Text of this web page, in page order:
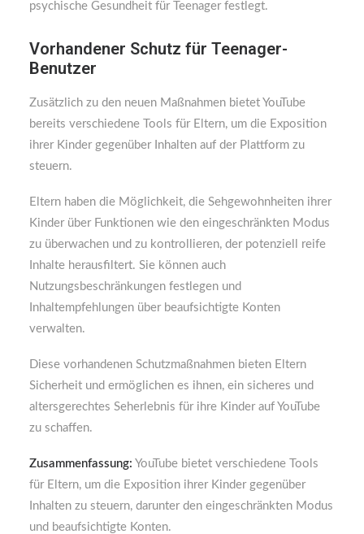
psychische Gesundheit für Teenager festlegt.
Vorhandener Schutz für Teenager-
Benutzer
Zusätzlich zu den neuen Maßnahmen bietet YouTube
bereits verschiedene Tools für Eltern, um die Exposition
ihrer Kinder gegenüber Inhalten auf der Plattform zu
steuern.
Eltern haben die Möglichkeit, die Sehgewohnheiten ihrer
Kinder über Funktionen wie den eingeschränkten Modus
zu überwachen und zu kontrollieren, der potenziell reife
Inhalte herausfiltert. Sie können auch
Nutzungsbeschränkungen festlegen und
Inhaltempfehlungen über beaufsichtigte Konten
verwalten.
Diese vorhandenen Schutzmaßnahmen bieten Eltern
Sicherheit und ermöglichen es ihnen, ein sicheres und
altersgerechtes Seherlebnis für ihre Kinder auf YouTube
zu schaffen.
Zusammenfassung: YouTube bietet verschiedene Tools
für Eltern, um die Exposition ihrer Kinder gegenüber
Inhalten zu steuern, darunter den eingeschränkten Modus
und beaufsichtigte Konten.